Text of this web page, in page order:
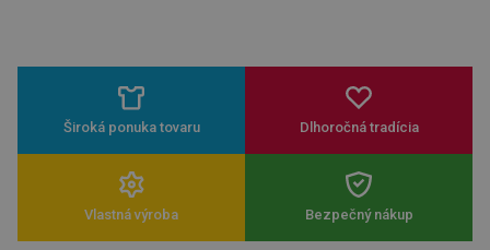
Široká ponuka tovaru Dlhoročná tradícia
Vlastná výroba Bezpečný nákup